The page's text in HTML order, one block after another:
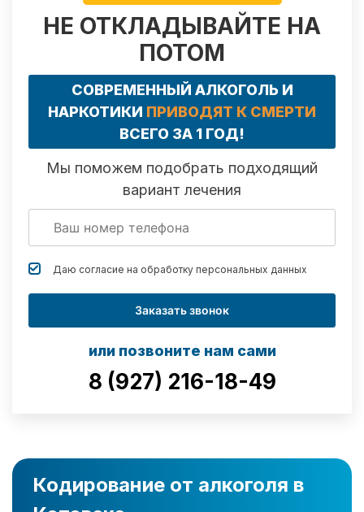
НЕ ОТКЛАДЫВАЙТЕ НА
ПОТОМ
СОВРЕМЕННЫЙ АЛКОГОЛЬ И
НАРКОТИКИ ПРИВОДЯТ К СМЕРТИ
ВСЕГО ЗА 1 ГОД!
Мы поможем подобрать подходящий
вариант лечения
Даю согласие на обработку персональных данных
Заказать звонок
или позвоните нам сами
8 (927) 216-18-49
Кодирование от алкоголя в